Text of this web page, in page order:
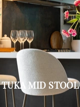
TUKA MID STOOL